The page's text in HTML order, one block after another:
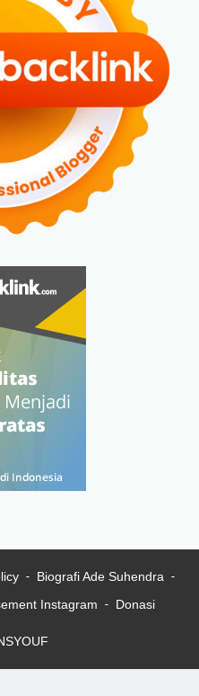
Biografi Ade Suhendra
Instagram Donasi